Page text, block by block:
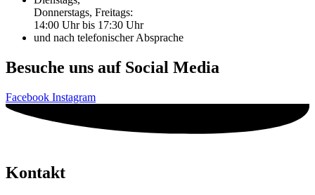
Donnerstags, Freitags:
14:00 Uhr bis 17:30 Uhr
und nach telefonischer Absprache
Besuche uns auf Social Media
Facebook Instagram
Kontakt